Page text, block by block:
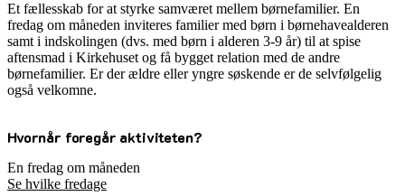
Et fællesskab for at styrke samværet mellem børnefamilier. En
fredag om måneden inviteres familier med børn i børnehavealderen
samt i indskolingen (dvs. med børn i alderen 3-9 år) til at spise
aftensmad i Kirkehuset og få bygget relation med de andre
børnefamilier. Er der ældre eller yngre søskende er de selvfølgelig
også velkomne.
Hvornår foregår aktiviteten?
En fredag om måneden
Se hvilke fredage